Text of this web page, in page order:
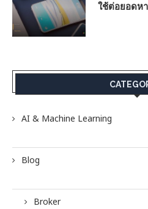
ใช้ต่อยอดห
AI & Machine Learning
Blog
Broker